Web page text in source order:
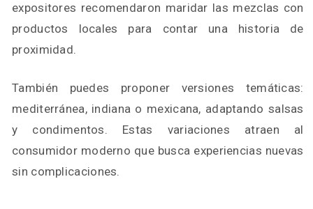
expositores recomendaron maridar las mezclas con
productos locales para contar una historia de
proximidad.
También puedes proponer versiones temáticas:
mediterránea, indiana o mexicana, adaptando salsas
y condimentos. Estas variaciones atraen al
consumidor moderno que busca experiencias nuevas
sin complicaciones.